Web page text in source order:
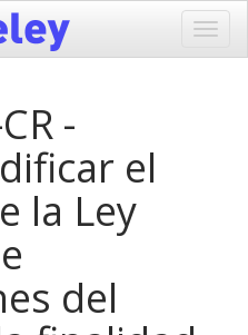
-
el
la Ley
del